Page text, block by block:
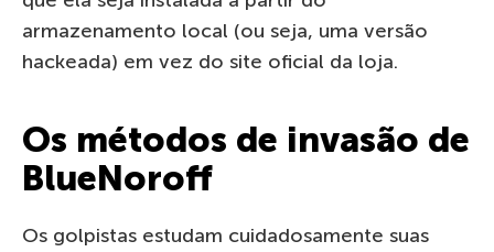
armazenamento local (ou seja, uma versão
hackeada) em vez do site oficial da loja.
Os métodos de invasão de
BlueNoroff
Os golpistas estudam cuidadosamente suas